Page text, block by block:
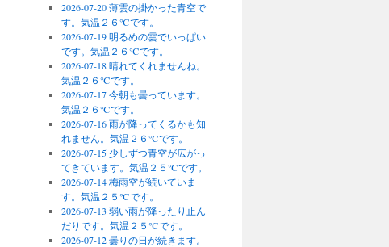
2026-07-20 薄雲の掛かった青空で
す。気温２６℃です。
2026-07-19 明るめの雲でいっぱい
です。気温２６℃です。
2026-07-18 晴れてくれませんね。
気温２６℃です。
2026-07-17 今朝も曇っています。
気温２６℃です。
2026-07-16 雨が降ってくるかも知
れません。気温２６℃です。
2026-07-15 少しずつ青空が広がっ
てきています。気温２５℃です。
2026-07-14 梅雨空が続いていま
す。気温２５℃です。
2026-07-13 弱い雨が降ったり止ん
だりです。気温２５℃です。
2026-07-12 曇りの日が続きます。